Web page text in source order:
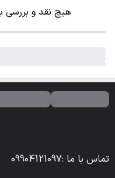
هیچ نقد و
تماس با ما :
09904121097